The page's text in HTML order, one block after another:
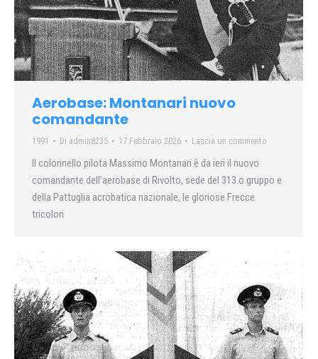
Aerobase: Montanari nuovo
comandante
1991 Di admin8235 17 Febbraio 2026 Lascia un commento
ll colonnello pilota Massimo Montanari è da ieri il nuovo
comandante dell’aerobase di Rivolto, sede del 313.o gruppo e
della Pattuglia acrobatica nazionale, le gloriose Frecce
tricolori